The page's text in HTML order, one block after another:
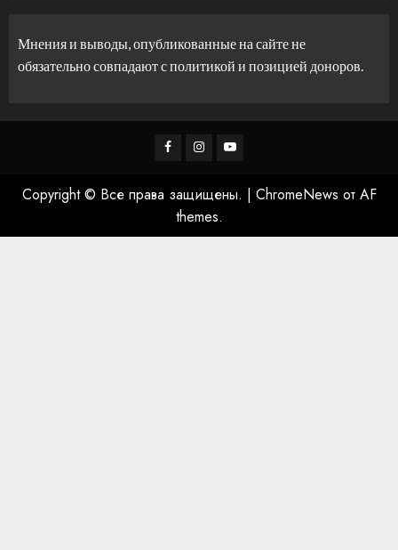
Мнения и выводы, опубликованные на сайте не
обязательно совпадают с политикой и позицией доноров.
Facebook
Instagram
Youtube
Copyright © Все права защищены. | ChromeNews от AF
themes.